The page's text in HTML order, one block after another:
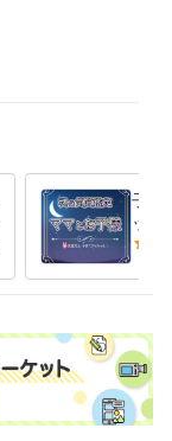
子育
ット
子の